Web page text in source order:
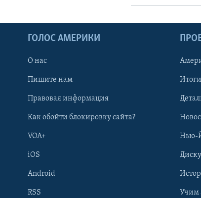
ГОЛОС АМЕРИКИ
О нас
Пишите нам
Правовая информация
Как обойти блокировку сайта?
VOA+
iOS
Android
RSS
Итоги
Нью-
Учим